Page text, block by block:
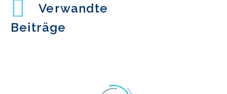
Verwandte
Beiträge